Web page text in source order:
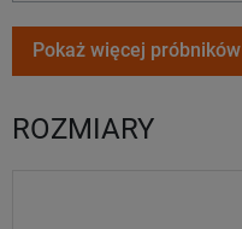
Pokaż więcej próbników
ROZMIARY